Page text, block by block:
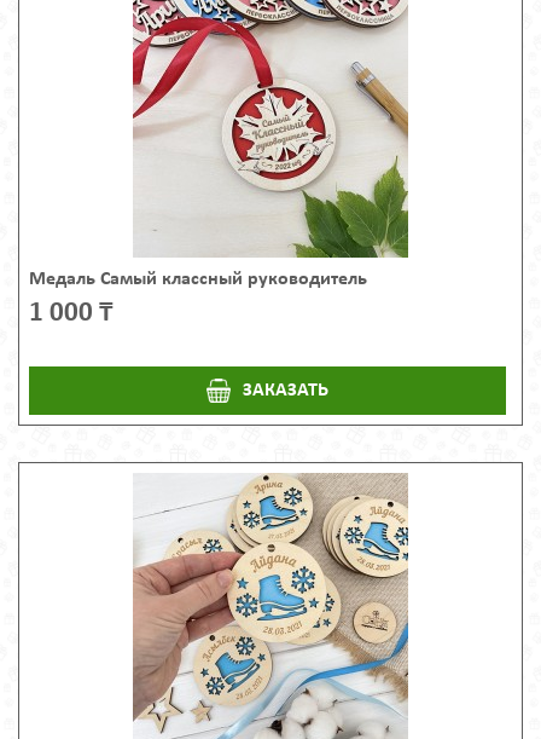
Медаль Самый классный руководитель
1 000 ₸
ЗАКАЗАТЬ